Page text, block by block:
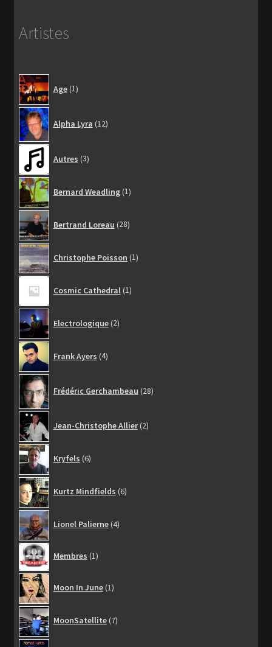
Artistes
Age 1produit
Alpha Lyra 12produits
Autres 3produits
Bernard Weadling 1produit
Bertrand Loreau 28produits
Christophe Poisson 1produit
Cosmic Cathedral 1produit
Electrologique 2produits
Frank Ayers 4produits
Frédéric Gerchambeau 28produits
Jean-Christophe Allier 2produits
Kryfels 6produits
Kurtz Mindfields 6produits
Lionel Palierne 4produits
Membres 1
produit
Moon In June 1produit
MoonSatellite 7produits